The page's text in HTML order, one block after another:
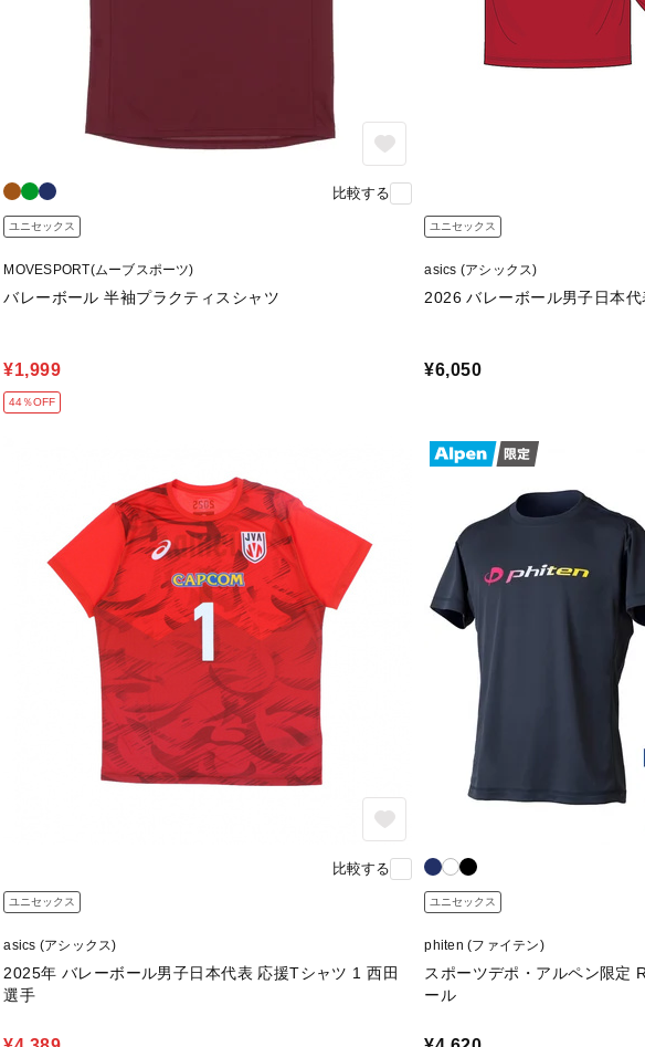
比較する
ユニセックス
MOVESPORT(ムーブスポーツ)
バレーボール 半袖プラクティスシャツ
¥1,999
44％OFF
ユニセックス
asics (アシックス)
2026 バレーボール男子日本
¥6,050
比較する
ユニセックス
asics (アシックス)
2025年 バレーボール男子日本代表 応援Tシャツ 1 西田
選手
ユニセックス
phiten (ファイテン)
スポーツデポ・アルペン限定
ール